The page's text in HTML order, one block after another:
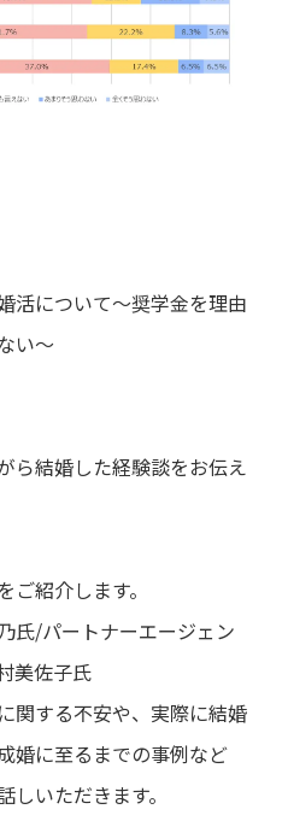
活について～奨学金を理由
い～
ら結婚した経験談をお伝え
紹介します。
氏/パートナーエージェン
美佐子氏
関する不安や、実際に結婚
婚に至るまでの事例など
いただきます。